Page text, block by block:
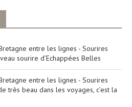
entre les lignes - Sourires
sourire d’Echappées Belles
entre les lignes - Sourires
très beau dans les voyages, c’est la